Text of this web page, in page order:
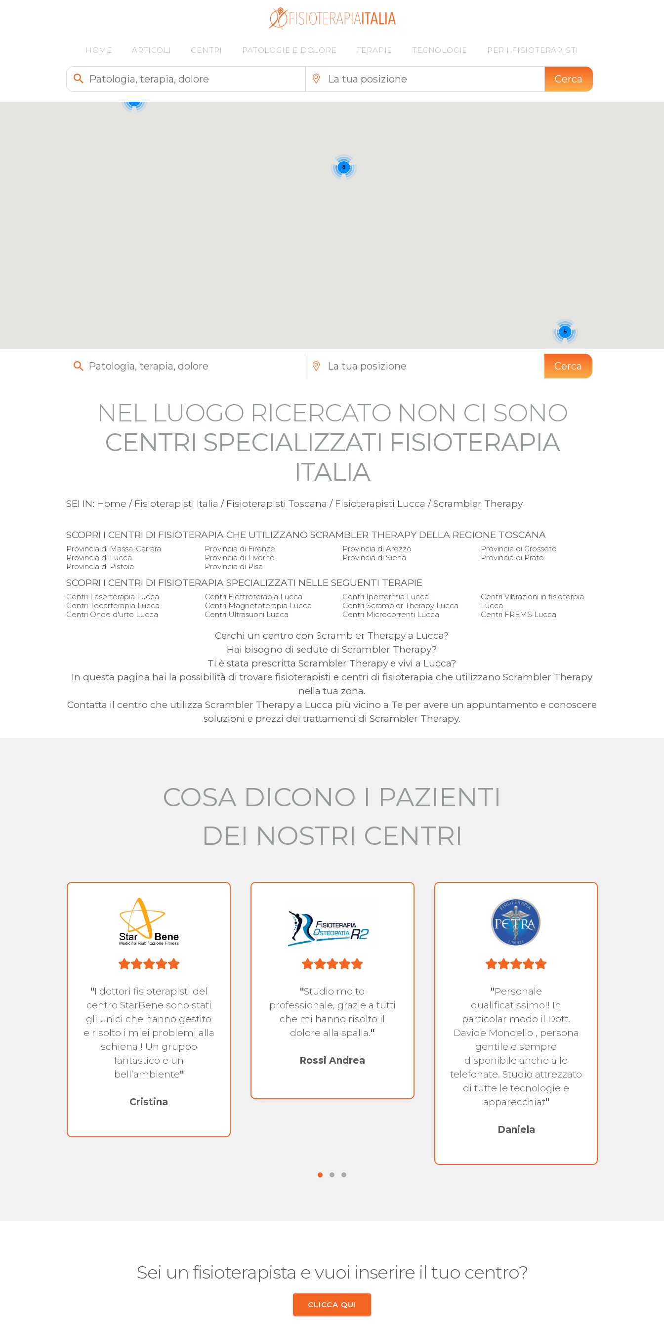
HOME ARTICOLI CENTRI PATOLOGIE E DOLORE TERAPIE TECNOLOGIE PER I FISIOTERAPISTI
Cerca
8
5
Cerca
NEL LUOGO RICERCATO NON CI SONO
CENTRI SPECIALIZZATI FISIOTERAPIA
ITALIA
SEI IN: Home / Fisioterapisti Italia / Fisioterapisti Toscana / Fisioterapisti Lucca / Scrambler Therapy
SCOPRI I CENTRI DI FISIOTERAPIA CHE UTILIZZANO SCRAMBLER THERAPY DELLA REGIONE TOSCANA
Provincia di Massa-Carrara
Provincia di Lucca
Provincia di Pistoia
Provincia di Firenze
Provincia di Livorno
Provincia di Pisa
Provincia di Arezzo
Provincia di Siena
Provincia di Grosseto
Provincia di Prato
SCOPRI I CENTRI DI FISIOTERAPIA SPECIALIZZATI NELLE SEGUENTI TERAPIE
Centri Laserterapia Lucca
Centri Tecarterapia Lucca
Centri Onde d'urto Lucca
Centri Elettroterapia Lucca
Centri Magnetoterapia Lucca
Centri Ultrasuoni Lucca
Centri Ipertermia Lucca
Centri Scrambler Therapy Lucca
Centri Microcorrenti Lucca
Centri Vibrazioni in fisioterpia
Lucca
Centri FREMS Lucca
Cerchi un centro con Scrambler Therapy a Lucca?
Hai bisogno di sedute di Scrambler Therapy?
Ti è stata prescritta Scrambler Therapy e vivi a Lucca?
In questa pagina hai la possibilità di trovare fisioterapisti e centri di fisioterapia che utilizzano Scrambler Therapy
nella tua zona.
Contatta il centro che utilizza Scrambler Therapy a Lucca più vicino a Te per avere un appuntamento e conoscere
soluzioni e prezzi dei trattamenti di Scrambler Therapy.
COSA DICONO I PAZIENTI
DEI NOSTRI CENTRI
"I dottori fisioterapisti del
centro StarBene sono stati
gli unici che hanno gestito
e risolto i miei problemi alla
schiena ! Un gruppo
fantastico e un
bell’ambiente"
Cristina
"Studio molto
professionale, grazie a tutti
che mi hanno risolto il
dolore alla spalla."
Rossi Andrea
"Personale
qualificatissimo!! In
particolar modo il Dott.
Davide Mondello , persona
gentile e sempre
disponibile anche alle
telefonate. Studio attrezzato
di tutte le tecnologie e
apparecchiat"
Daniela
Sei un fisioterapista e vuoi inserire il tuo centro?
CLICCA QUI